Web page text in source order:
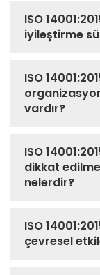
ISO
iyileştirme
ISO
vardır?
ISO
dikkat
nelerdir?
ISO
çevresel